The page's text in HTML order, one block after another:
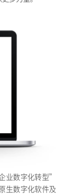
业数字化转型”
生数字化软件及